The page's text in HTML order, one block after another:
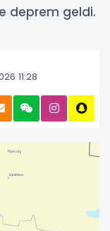
deprem geldi.
11:28